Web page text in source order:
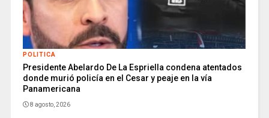
POLITICA
Presidente Abelardo De La Espriella condena atentados
donde murió policía en el Cesar y peaje en la vía
Panamericana
8 agosto, 2026